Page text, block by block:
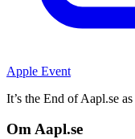
Apple Event
It’s the End of Aapl.se
Om Aapl.se